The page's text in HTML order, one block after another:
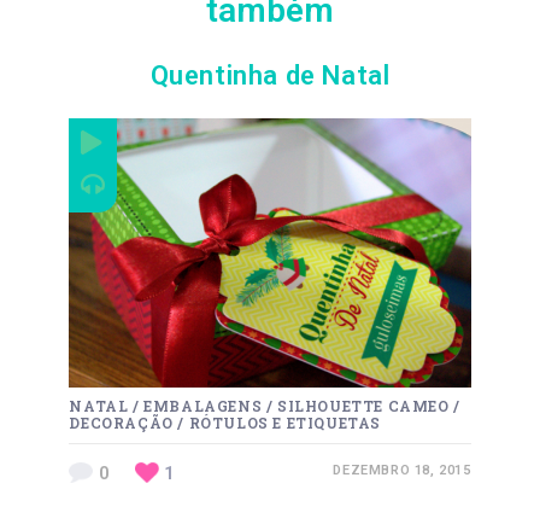
também
Quentinha de Natal
NATAL /EMBALAGENS / SILHOUETTE CAMEO /
DECORAÇÃO / RÓTULOS E ETIQUETAS
0 1 DEZEMBRO 18, 2015